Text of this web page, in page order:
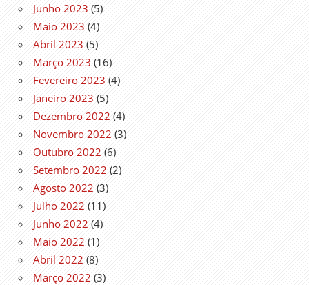
Junho 2023 (5)
Maio 2023 (4)
Abril 2023 (5)
Março 2023 (16)
Fevereiro 2023 (4)
Janeiro 2023 (5)
Dezembro 2022 (4)
Novembro 2022 (3)
Outubro 2022 (6)
Setembro 2022 (2)
Agosto 2022 (3)
Julho 2022 (11)
Junho 2022 (4)
Maio 2022 (1)
Abril 2022 (8)
Março 2022 (3)